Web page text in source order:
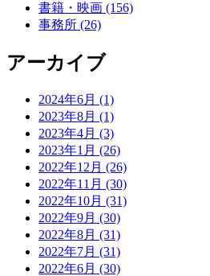
書籍・映画 (156)
事務所 (26)
アーカイブ
2024年6月 (1)
2023年8月 (1)
2023年4月 (3)
2023年1月 (26)
2022年12月 (26)
2022年11月 (30)
2022年10月 (31)
2022年9月 (30)
2022年8月 (31)
2022年7月 (31)
2022年6月 (30)